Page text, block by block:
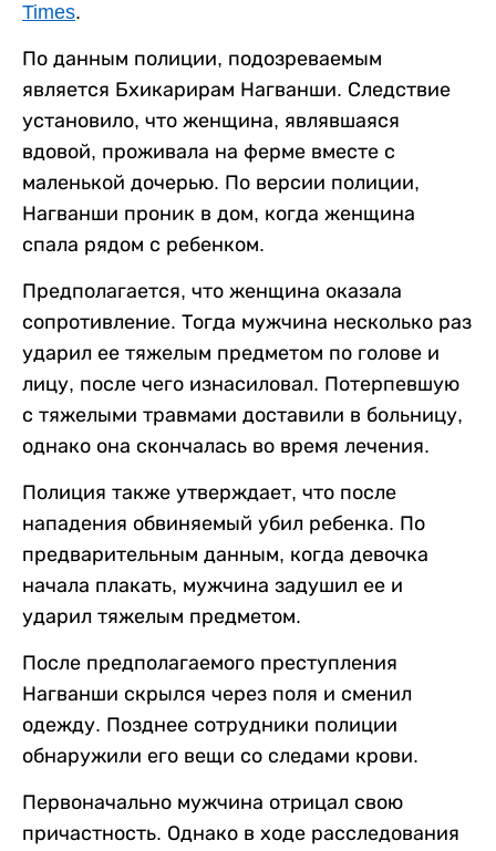
Times.
По данным полиции, подозреваемым
является Бхикарирам Нагванши. Следствие
установило, что женщина, являвшаяся
вдовой, проживала на ферме вместе с
маленькой дочерью. По версии полиции,
Нагванши проник в дом, когда женщина
спала рядом с ребенком.
Предполагается, что женщина оказала
сопротивление. Тогда мужчина несколько раз
ударил ее тяжелым предметом по голове и
лицу, после чего изнасиловал. Потерпевшую
с тяжелыми травмами доставили в больницу,
однако она скончалась во время лечения.
Полиция также утверждает, что после
нападения обвиняемый убил ребенка. По
предварительным данным, когда девочка
начала плакать, мужчина задушил ее и
ударил тяжелым предметом.
После предполагаемого преступления
Нагванши скрылся через поля и сменил
одежду. Позднее сотрудники полиции
обнаружили его вещи со следами крови.
Первоначально мужчина отрицал свою
причастность. Однако в ходе расследования